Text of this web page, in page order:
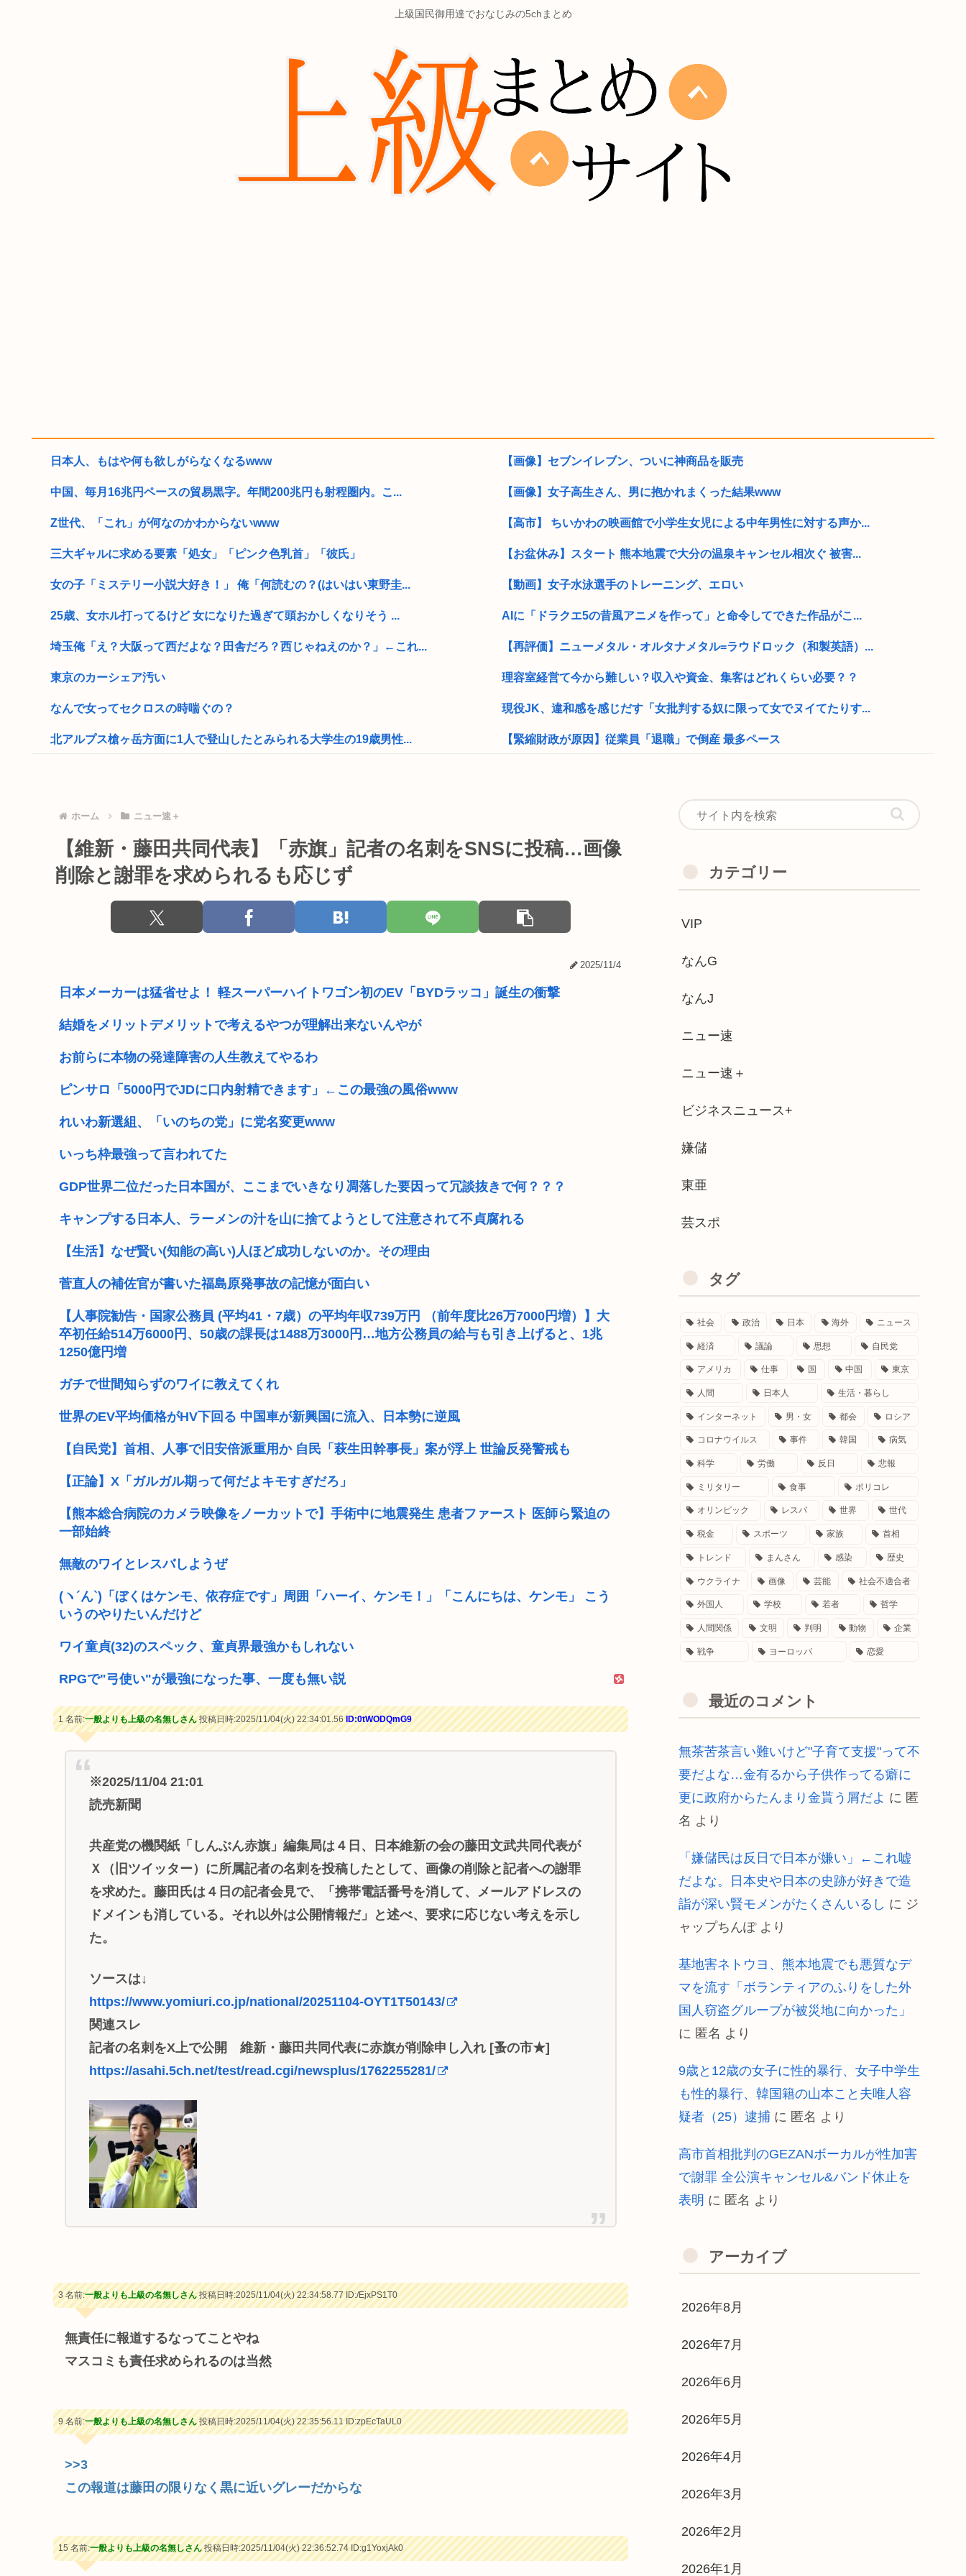
上級国民御用達でおなじみの5chまとめ
日本人、もはや何も欲しがらなくなるwww
中国、毎月16兆円ペースの貿易黒字。年間200兆円も射程圏内。こ...
Z世代、「これ」が何なのかわからないwww
三大ギャルに求める要素「処女」「ピンク色乳首」「彼氏」
女の子「ミステリー小説大好き！」 俺「何読むの？(はいはい東野圭...
25歳、女ホル打ってるけど 女になりた過ぎて頭おかしくなりそう ...
埼玉俺「え？大阪って西だよな？田舎だろ？西じゃねえのか？」←これ...
東京のカーシェア汚い
なんで女ってセクロスの時喘ぐの？
北アルプス槍ヶ岳方面に1人で登山したとみられる大学生の19歳男性...
高市早苗、また怪しい経歴が出てくるwww
【画像】まんさん「貧乳だから男水着で市民プールいったら周りがコソ...
ヨーロッパの渇水ガチでヤバそう、イギリスは7月の降水量がゼロに ...
さもしい熊本県民「食事、ベッド、エアコン」を政府に切望。
靖国神社、軍服コスプレでの参拝を禁止へ
【画像】セブンイレブン、ついに神商品を販売
【画像】女子高生さん、男に抱かれまくった結果www
【高市】 ちいかわの映画館で小学生女児による中年男性に対する声か...
【お盆休み】スタート 熊本地震で大分の温泉キャンセル相次ぐ 被害...
【動画】女子水泳選手のトレーニング、エロい
AIに「ドラクエ5の昔風アニメを作って」と命令してできた作品がこ...
【再評価】ニューメタル・オルタナメタル=ラウドロック（和製英語）...
理容室経営て今から難しい？収入や資金、集客はどれくらい必要？？
現役JK、違和感を感じだす「女批判する奴に限って女でヌイてたりす...
【緊縮財政が原因】従業員「退職」で倒産 最多ペース
タイの学校で14歳少年が銃乱射 祖父母と教師5人などを殺し自...
大学教授「勉強もスポーツも親の収入で決まる。環境がないと出来るわ...
【特大悲報】ウーバーチーズ、キモ過ぎて大炎上
ファン付き作業着使用男性熱中症で死亡 スポーツドリンクやゼリー飲...
シャングリラフロンティアってこれなんで人気なの
【画像】こういうブラに乳首ひっかけてる女の子ｗｗｗ
夏休みのイオンモール、おぱーいを強調した薄着の女子小中学生だらけ...
かつや「感謝祭」で超特大セール！！人気メニューが税抜150円引き...
警視庁「車カスの飯塚幸三を逮捕しなくていい理由を考えるために10...
UPSっている？ 使ってる奴いる？
ホーム ニュー速＋
【維新・藤田共同代表】「赤旗」記者の名刺をSNSに投稿…画像
削除と謝罪を求められるも応じず
2025/11/4
日本メーカーは猛省せよ！ 軽スーパーハイトワゴン初のEV「BYDラッコ」誕生の衝撃
結婚をメリットデメリットで考えるやつが理解出来ないんやが
お前らに本物の発達障害の人生教えてやるわ
ピンサロ「5000円でJDに口内射精できます」←この最強の風俗www
れいわ新選組、「いのちの党」に党名変更www
いっち枠最強って言われてた
GDP世界二位だった日本国が、ここまでいきなり凋落した要因って冗談抜きで何？？？
キャンプする日本人、ラーメンの汁を山に捨てようとして注意されて不貞腐れる
【生活】なぜ賢い(知能の高い)人ほど成功しないのか。その理由
菅直人の補佐官が書いた福島原発事故の記憶が面白い
【人事院勧告・国家公務員 (平均41・7歳）の平均年収739万円 （前年度比26万7000円増）】大
卒初任給514万6000円、50歳の課長は1488万3000円…地方公務員の給与も引き上げると、1兆
1250億円増
ガチで世間知らずのワイに教えてくれ
世界のEV平均価格がHV下回る 中国車が新興国に流入、日本勢に逆風
【自民党】首相、人事で旧安倍派重用か 自民「萩生田幹事長」案が浮上 世論反発警戒も
【正論】X「ガルガル期って何だよキモすぎだろ」
【熊本総合病院のカメラ映像をノーカットで】手術中に地震発生 患者ファースト 医師ら緊迫の
一部始終
無敵のワイとレスバしようぜ
(ヽ´ん`)「ぼくはケンモ、依存症です」周囲「ハーイ、ケンモ！」「こんにちは、ケンモ」 こう
いうのやりたいんだけど
ワイ童貞(32)のスペック、童貞界最強かもしれない
RPGで"弓使い"が最強になった事、一度も無い説
1 名前:一般よりも上級の名無しさん投稿日時:2025/11/04(火) 22:34:01.56ID:0tWODQmG9
※2025/11/04 21:01
読売新聞
共産党の機関紙「しんぶん赤旗」編集局は４日、日本維新の会の藤田文武共同代表が
Ｘ（旧ツイッター）に所属記者の名刺を投稿したとして、画像の削除と記者への謝罪
を求めた。藤田氏は４日の記者会見で、「携帯電話番号を消して、メールアドレスの
ドメインも消している。それ以外は公開情報だ」と述べ、要求に応じない考えを示し
た。
ソースは↓
https://www.yomiuri.co.jp/national/20251104-OYT1T50143/
関連スレ
記者の名刺をX上で公開 維新・藤田共同代表に赤旗が削除申し入れ [蚤の市★]
https://asahi.5ch.net/test/read.cgi/newsplus/1762255281/
3 名前:一般よりも上級の名無しさん投稿日時:2025/11/04(火) 22:34:58.77ID:/EjxPS1T0
無責任に報道するなってことやね
マスコミも責任求められるのは当然
9 名前:一般よりも上級の名無しさん投稿日時:2025/11/04(火) 22:35:56.11ID:zpEcTaUL0
>>3
この報道は藤田の限りなく黒に近いグレーだからな
15 名前:一般よりも上級の名無しさん投稿日時:2025/11/04(火) 22:36:52.74ID:g1YoxjAk0
カテゴリー
VIP
なんG
なんJ
ニュー速
ニュー速＋
ビジネスニュース+
嫌儲
東亜
芸スポ
タグ
社会 政治 日本 海外 ニュース
経済 議論 思想 自民党
アメリカ 仕事 国 中国 東京
人間 日本人 生活・暮らし
インターネット 男・女 都会 ロシア
コロナウイルス 事件 韓国 病気
科学 労働 反日 悲報
ミリタリー 食事 ポリコレ
オリンピック レスバ 世界 世代
税金 スポーツ 家族 首相
トレンド まんさん 感染 歴史
ウクライナ 画像 芸能 社会不適合者
外国人 学校 若者 哲学
人間関係 文明 判明 動物 企業
戦争 ヨーロッパ 恋愛
最近のコメント
無茶苦茶言い難いけど"子育て支援"って不
要だよな…金有るから子供作ってる癖に
更に政府からたんまり金貰う屑だよ に 匿
名 より
「嫌儲民は反日で日本が嫌い」←これ嘘
だよな。日本史や日本の史跡が好きで造
詣が深い賢モメンがたくさんいるし に ジ
ャップちんぽより
基地害ネトウヨ、熊本地震でも悪質なデ
マを流す「ボランティアのふりをした外
国人窃盗グループが被災地に向かった」
に 匿名 より
9歳と12歳の女子に性的暴行、女子中学生
も性的暴行、韓国籍の山本こと夫唯人容
疑者（25）逮捕 に 匿名 より
高市首相批判のGEZANボーカルが性加害
で謝罪 全公演キャンセル&バンド休止を
表明 に 匿名 より
アーカイブ
2026年8月
2026年7月
2026年6月
2026年5月
2026年4月
2026年3月
2026年2月
2026年1月